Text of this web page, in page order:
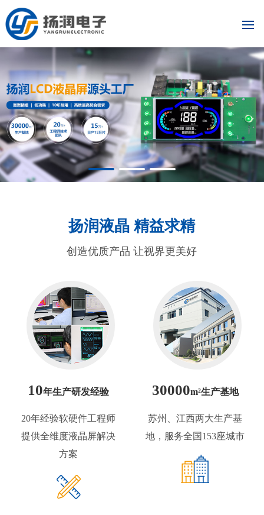
扬润液晶 精益求精
创造优质产品 让视界更美好
10年生产研发经验
20年经验软硬件工程师
提供全维度液晶屏解决
方案
30000m²生产基地
苏州、江西两大生产基
地，服务全国153座城市